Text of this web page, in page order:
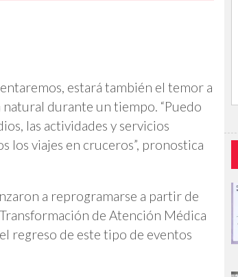
estará también el temor a
durante un tiempo. “Puedo
las actividades y servicios
los viajes en cruceros”, pronostica
a reprogramarse a partir de
de Atención Médica
regreso de este tipo de eventos